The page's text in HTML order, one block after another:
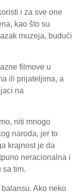
i za sve one
kao što su
muzeja, budući
filmove u
ili prijateljima, a
na
niti mnogo
naroda, jer to
krajnost je da
neracionalna i
sa tim.
Ako neko